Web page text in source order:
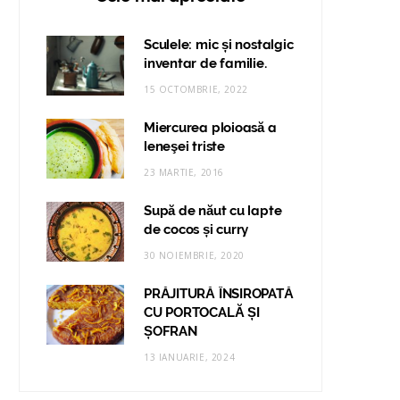
Sculele: mic și nostalgic
inventar de familie.
15 OCTOMBRIE, 2022
Miercurea ploioasă a
leneşei triste
23 MARTIE, 2016
Supă de năut cu lapte
de cocos și curry
30 NOIEMBRIE, 2020
PRĂJITURĂ ÎNSIROPATĂ
CU PORTOCALĂ ȘI
ȘOFRAN
13 IANUARIE, 2024